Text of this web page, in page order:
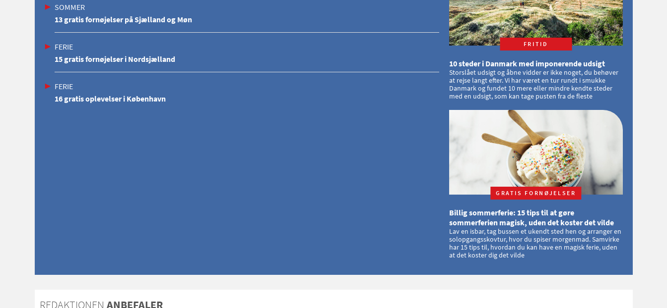
SOMMER
13 gratis fornøjelser på Sjælland og Møn
FERIE
15 gratis fornøjelser i Nordsjælland
FERIE
16 gratis oplevelser i København
FRITID
10 steder i Danmark med imponerende udsigt
Storslået udsigt og åbne vidder er ikke noget, du behøver
at rejse langt efter. Vi har været en tur rundt i smukke
Danmark og fundet 10 mere eller mindre kendte steder
med en udsigt, som kan tage pusten fra de fleste
GRATIS FORNØJELSER
Billig sommerferie: 15 tips til at gøre
sommerferien magisk, uden det koster det vilde
Lav en isbar, tag bussen et ukendt sted hen og arranger en
solopgangsskovtur, hvor du spiser morgenmad. Samvirke
har 15 tips til, hvordan du kan have en magisk ferie, uden
at det koster dig det vilde
REDAKTIONEN ANBEFALER